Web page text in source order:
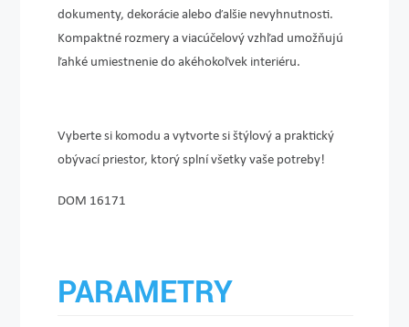
dokumenty, dekorácie alebo ďalšie nevyhnutnosti.
Kompaktné rozmery a viacúčelový vzhľad umožňujú
ľahké umiestnenie do akéhokoľvek interiéru.
Vyberte si komodua vytvorte si štýlový a praktický
obývací priestor, ktorý splní všetky vaše potreby!
DOM 16171
PARAMETRY